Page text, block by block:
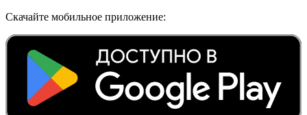
Скачайте мобильное приложение: